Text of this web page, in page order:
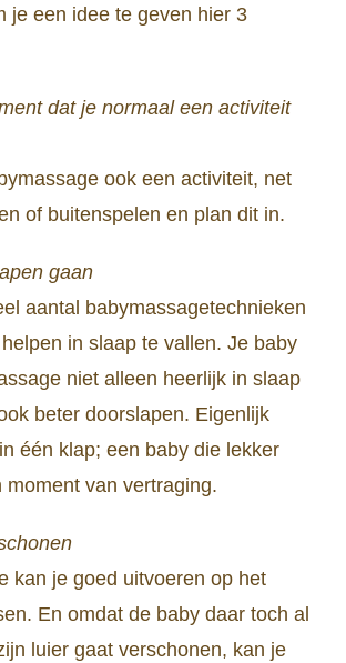
je een idee te geven hier 3
dat je normaal een activiteit
ook een activiteit, net
of buitenspelen en plan dit in.
gaan
aantal babymassagetechnieken
in slaap te vallen. Je baby
niet alleen heerlijk in slaap
beter doorslapen. Eigenlijk
één klap; een baby die lekker
moment van vertraging.
kan je goed uitvoeren op het
En omdat de baby daar toch al
luier gaat verschonen, kan je